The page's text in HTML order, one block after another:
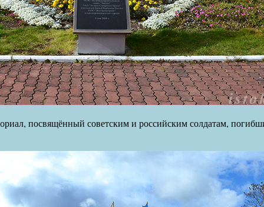
посвящённый советским и российским солдатам,